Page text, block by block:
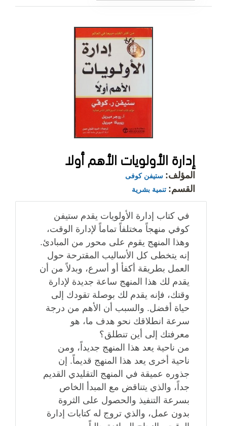
إدارة الأولويات الأهم أولا
المؤلف: ستيفن كوفى
القسم: تنمية بشرية
في كتاب إدارة الأولويات يقدم ستيفن
كوفي منهجاً مختلفاً تماماً لإدارة الوقت،
وهذا المنهج يقوم على محور من المبادئ.
إنه يتخطى كل الأساليب المقترحة حول
العمل بطريقة أكفأ أو أسرع، وبدلاً من أن
يقدم لك هذا المنهج ساعة جديدة لإدارة
وقتك، فإنه يقدم لك بوصلة تقودك إلى
حياة أفضل. والسبب أن الأهم من درجة
سرعة انطلاقك نحو هدف ما، هو
معرفتك إلى أين تنطلق؟
من ناحية يعد هذا المنهج جديداً، ومن
ناحية أخرى يعد هذا المنهج قديماً. إن
جذوره عميقة في المنهج التقليدي القديم
جداً، والذي يتناقض مع المبدأ الخاص
بسرعة التنفيذ والحصول على الثروة
بدون عمل، والذي تروج له كتابات إدارة